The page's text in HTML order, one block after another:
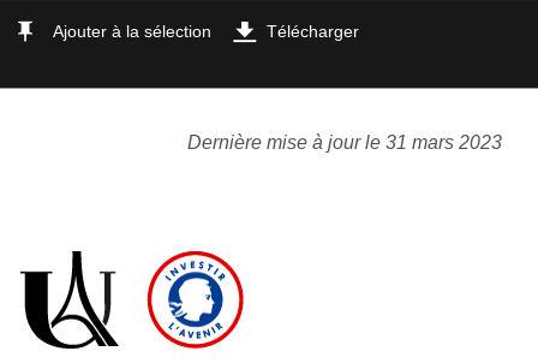
Ajouter à la sélection Télécharger
Dernière mise à jour le 31 mars 2023